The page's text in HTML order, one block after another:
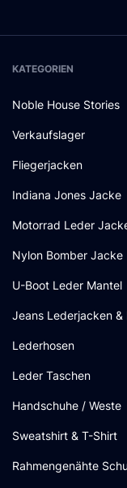
KATEGORIEN
Noble House Stories
Verkaufslager
Fliegerjacken
Indiana Jones Jacke
Motorrad Leder
Nylon Bomber Jacke
U-Boot Leder Mantel
Jeans Lederjacken &
Lederhosen
Leder Taschen
Handschuhe / Weste
Sweatshirt & T-Shirt
Rahmengenähte